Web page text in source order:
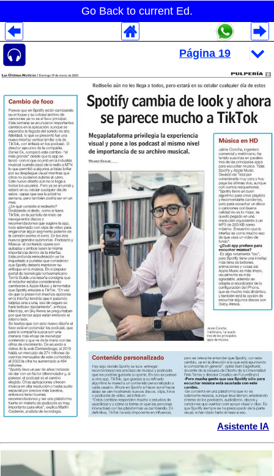
Go Back to current Ed.
Asistente IA
Despliegues Analytics
Despliegues Totales
Despliegues por Rubros